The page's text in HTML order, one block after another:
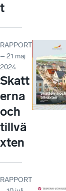
t
RAPPORT
– 21 maj
2024
Skatt
erna
och
tillvä
xten
RAPPORT